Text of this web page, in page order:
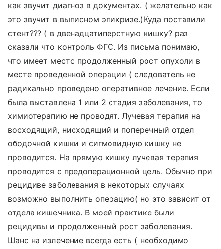
как звучит диагноз в документах. ( желательно как
это звучит в выписном эпикризе.)Куда поставили
стент??? ( в двенадцатиперстную кишку? раз
сказали что контроль ФГС. Из письма понимаю,
что имеет место продолженный рост опухоли в
месте проведенной операции ( следователь не
радикально проведено оперативное лечение. Если
была выставлена 1 или 2 стадия заболевания, то
химиотерапию не проводят. Лучевая терапия на
восходящий, нисходящий и поперечный отдел
ободочной кишки и сигмовидную кишку не
проводится. На прямую кишку лучевая терапия
проводится с предоперационной цель. Обычно при
рецидиве заболевания в некоторых случаях
возможно выполнить операцию( но это зависит от
отдела кишечника. В моей практике были
рецидивы и продолженный рост заболевания.
Шанс на излечение всегда есть ( необходимо